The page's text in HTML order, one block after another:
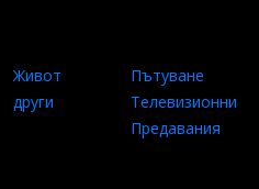
Живот
Пътуване
други
Телевизионни
Предавания